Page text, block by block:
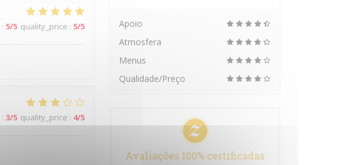
: 5/5 quality_price : 5/5
: 3/5 quality_price : 4/5
Apoio
Atmosfera
Menus
Qualidade/Preço
Avaliações 100% certificadas